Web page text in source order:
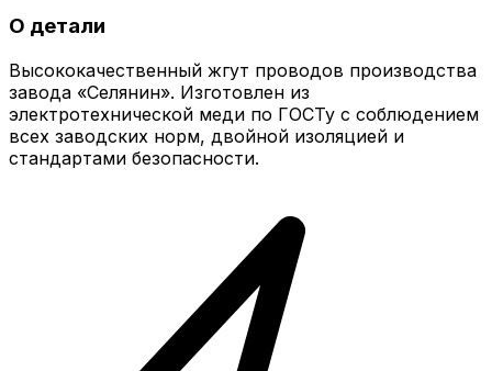
О детали
Высококачественный жгут проводов производства
завода «Селянин». Изготовлен из
электротехнической меди по ГОСТу с соблюдением
всех заводских норм, двойной изоляцией и
стандартами безопасности.